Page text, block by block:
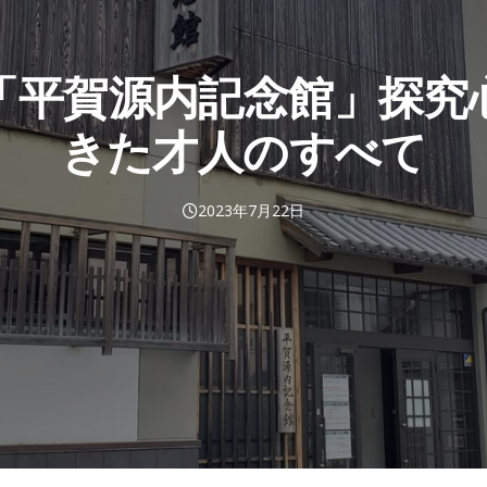
平賀源内記念館」探究
きた才人のすべて
2023年7月22日